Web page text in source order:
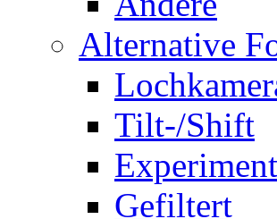
Alternative
Tilt-/Shift
Gefiltert